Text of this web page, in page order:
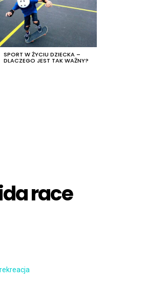
SPORT W ŻYCIU DZIECKA –
DLACZEGO JEST TAK WAŻNY?
race